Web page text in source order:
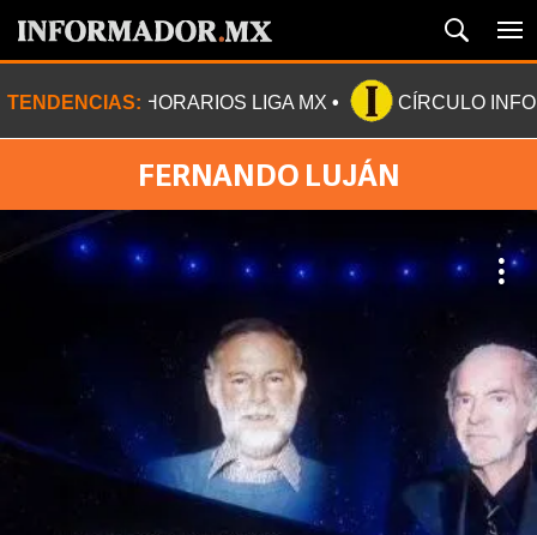
TENDENCIAS: HORARIOS LIGA MX CÍRCULO
FERNANDO LUJÁN